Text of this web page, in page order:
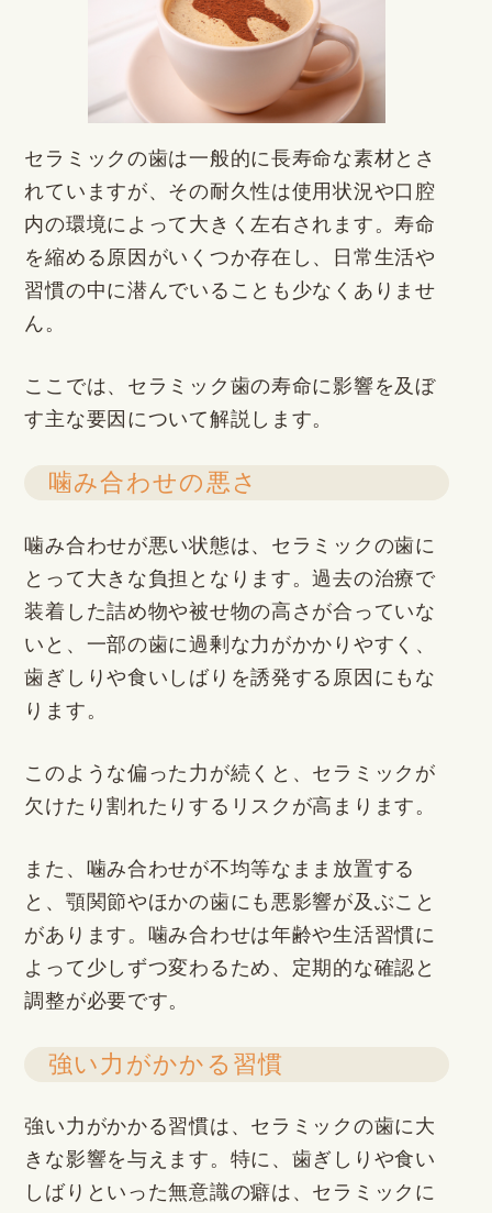
セラミックの歯は一般的に長寿命な素材とさ
れていますが、その耐久性は使用状況や口腔
内の環境によって大きく左右されます。寿命
を縮める原因がいくつか存在し、日常生活や
習慣の中に潜んでいることも少なくありませ
ん。
ここでは、セラミック歯の寿命に影響を及ぼ
す主な要因について解説します。
噛み合わせの悪さ
噛み合わせが悪い状態は、セラミックの歯に
とって大きな負担となります。過去の治療で
装着した詰め物や被せ物の高さが合っていな
いと、一部の歯に過剰な力がかかりやすく、
歯ぎしりや食いしばりを誘発する原因にもな
ります。
このような偏った力が続くと、セラミックが
欠けたり割れたりするリスクが高まります。
また、噛み合わせが不均等なまま放置する
と、顎関節やほかの歯にも悪影響が及ぶこと
があります。噛み合わせは年齢や生活習慣に
よって少しずつ変わるため、定期的な確認と
調整が必要です。
強い力がかかる習慣
強い力がかかる習慣は、セラミックの歯に大
きな影響を与えます。特に、歯ぎしりや食い
しばりといった無意識の癖は、セラミックに